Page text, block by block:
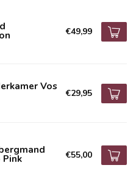
€49,99
Vos
€29,95
Pink €55,00